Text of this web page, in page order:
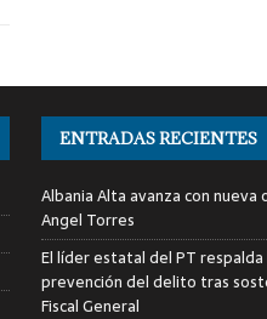
ENTRADAS RECIENTES
Albania Alta avanza con
Angel Torres
El líder estatal del PT
prevención del delito tras
Fiscal General